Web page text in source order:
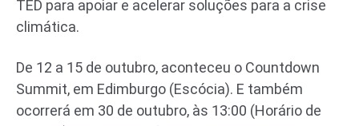
TED para apoiar e acelerar soluções para a crise
climática.
De 12 a 15 de outubro, aconteceu o Countdown
Summit, em Edimburgo (Escócia). E também
ocorrerá em 30 de outubro, às 13:00 (Horário de